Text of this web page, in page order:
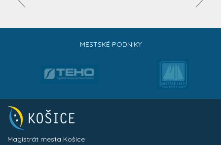
MESTSKÉ PODNIKY
Magistrát mesta Košice